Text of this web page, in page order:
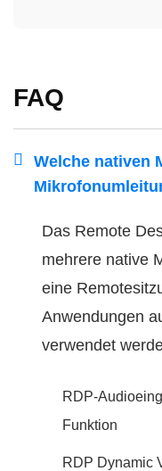
FAQ
Welche nativen
Das Remote
mehrere native
eine
Anwendungen
verwendet
RDP-
Funktion
RDP Dynamic